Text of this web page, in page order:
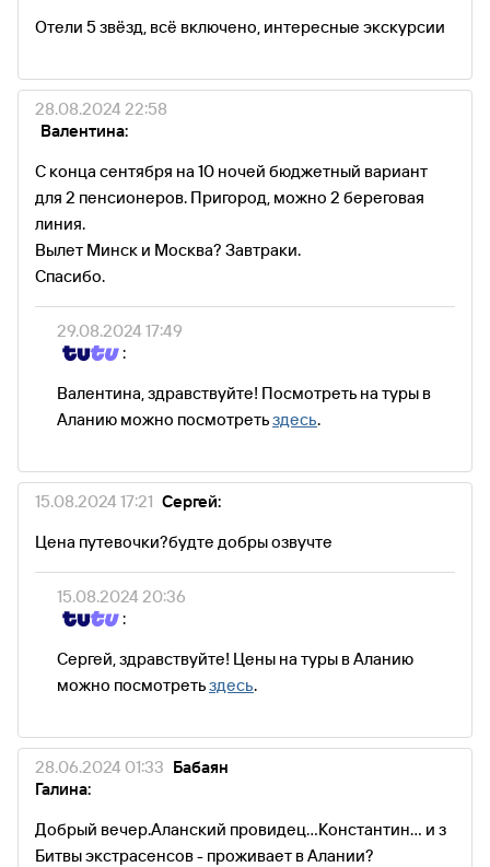
Отели 5 звёзд, всё включено, интересные экскурсии
28.08.2024 22:58
Валентина:
С конца сентября на 10 ночей бюджетный вариант
для 2 пенсионеров. Пригород, можно 2 береговая
линия.
Вылет Минск и Москва? Завтраки.
Спасибо.
29.08.2024 17:49
:
Валентина, здравствуйте! Посмотреть на туры в
Аланию можно посмотретьздесь.
15.08.2024 17:21 Сергей:
Цена путевочки?будте добры озвучте
15.08.2024 20:36
:
Сергей, здравствуйте! Цены на туры в Аланию
можно посмотретьздесь.
28.06.2024 01:33 Бабаян
Галина:
Добрый вечер.Аланский провидец...Константин... и з
Битвы экстрасенсов - проживает в Алании?